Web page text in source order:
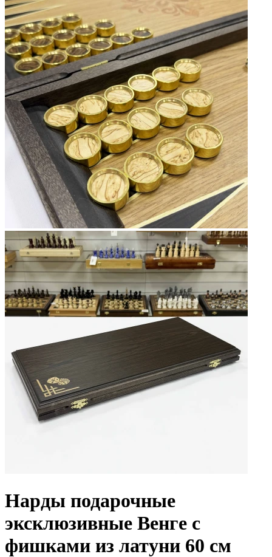
Нарды подарочные
эксклюзивные Венге с
фишками из латуни 60 см